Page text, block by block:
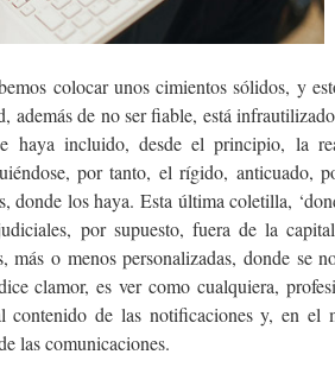
colocar unos cimientos sólidos, y
además de no ser fiable, está
haya incluido, desde el principio, la
por tanto, el rígido, anticuado,
donde los haya. Esta última coletilla,
por supuesto, fuera de la
más o menos personalizadas, donde se
clamor, es ver como cualquiera,
contenido de las notificaciones y, en el
las comunicaciones.